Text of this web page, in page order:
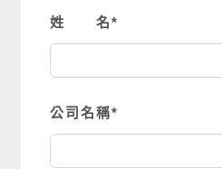
姓 名*
公司名稱*